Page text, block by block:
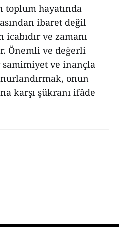
toplum hayatında
ibaret değil
ve zamanı
Önemli ve değerli
samimiyet ve inançla
onun
karşı şükranı ifâde